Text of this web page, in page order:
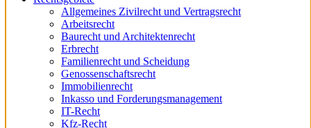
Allgemeines Zivilrecht und Vertragsrecht
Arbeitsrecht
Baurecht und Architektenrecht
Erbrecht
Familienrecht und Scheidung
Genossenschaftsrecht
Immobilienrecht
Inkasso und Forderungsmanagement
IT-Recht
Kfz-Recht